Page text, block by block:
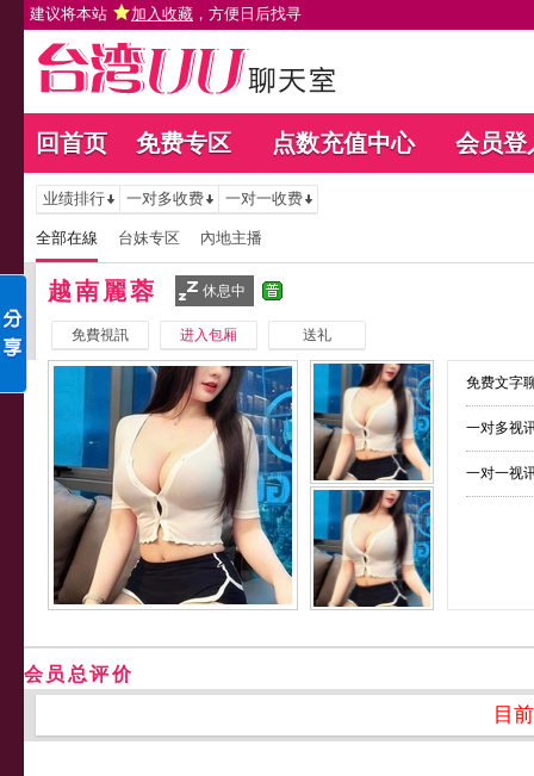
建议将本站 加入收藏 ，方便日后找寻
回首页 免费专区 点数充值中心 会员登
业绩排行 一对多收费 一对一收费
全部在線 台妹专区 內地主播
越南麗蓉 休息中
免費視訊 进入包厢 送礼
免费文字
一对多视
一对一视
会员总评价
目